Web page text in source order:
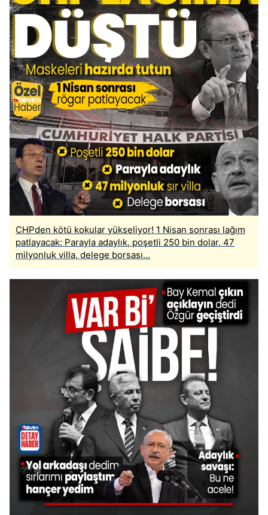
CHPden kötü kokular yükseliyor! 1 Nisan sonrası lağım
patlayacak: Parayla adaylık, poşetli 250 bin dolar, 47
milyonluk villa, delege borsası...